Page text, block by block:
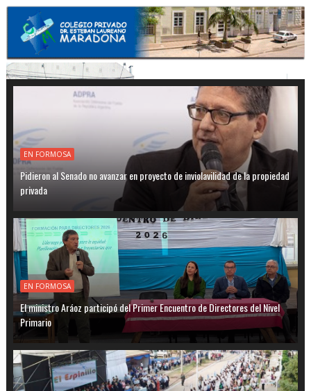
EN FORMOSA
Pidieron al Senado no avanzar en proyecto de inviolavilidad de la propiedad
privada
EN FORMOSA
El ministro Aráoz participó del Primer Encuentro de Directores del Nivel
Primario